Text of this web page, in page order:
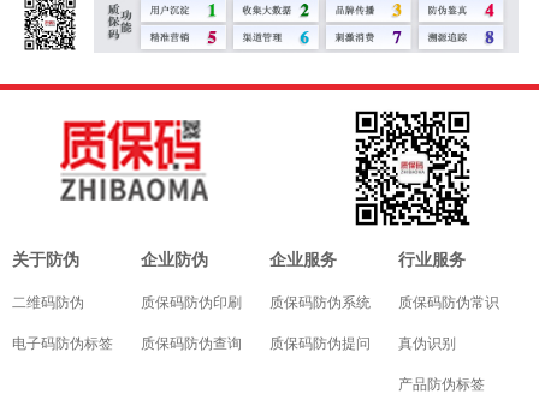
关于防伪
二维码防伪
电子码防伪标签
企业防伪
质保码防伪印刷
质保码防伪查询
企业服务
质保码防伪系统
质保码防伪提问
行业服务
质保码防伪常识
真伪识别
产品防伪标签